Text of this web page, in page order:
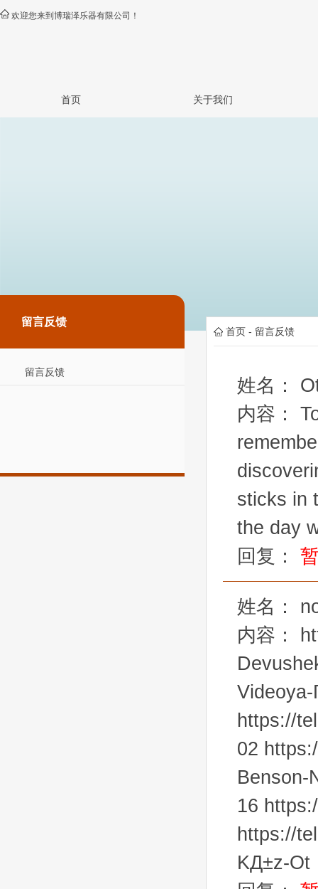
欢迎您来到博瑞泽乐器有限公司！
首页 关于我们
留言反馈
留言反馈
首页 - 留言反馈
姓名：
内容：
sticks in
the day
回复：
姓名：
内容：
https://
02
Benson-
16
https://
KД±z-Ot